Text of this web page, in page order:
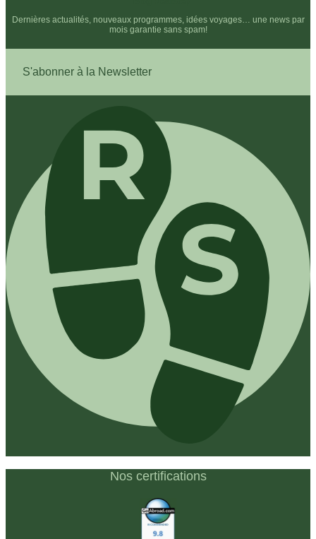
Dernières actualités, nouveaux programmes, idées voyages… une news par
mois garantie sans spam!
S'abonner à la Newsletter
Nos certifications